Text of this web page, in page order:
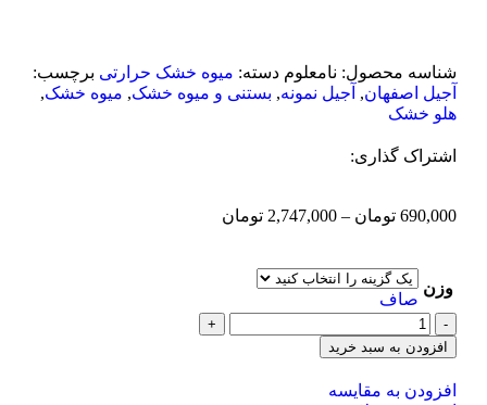
شناسه محصول: نامعلوم دسته: میوه خشک حرارتی برچسب:
آجیل اصفهان, آجیل نمونه, بستنی و میوه خشک, میوه خشک,
هلو خشک
اشتراک گذاری:
690,000 تومان –
2,747,000 تومان
وزن
صاف
افزودن به سبد خرید
افزودن به مقایسه